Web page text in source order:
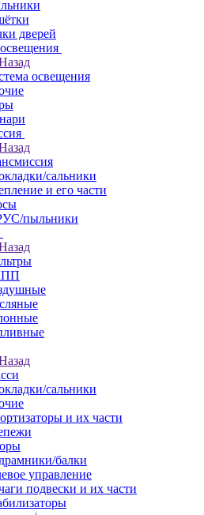
дверей
освещения
сальники
и его части
пыльники
сальники
и их части
балки
управление
подвески и их части